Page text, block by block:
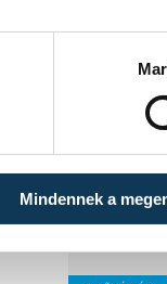
Mindennek a
IDŐJÁRÁS
A